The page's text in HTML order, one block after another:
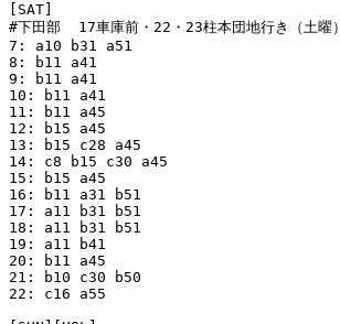
[SAT]
#下田部  17車庫前・22・23柱本団地行き（土曜）
7: a10 b31 a51
8: b11 a41
9: b11 a41
10: b11 a41
11: b11 a45
12: b15 a45
13: b15 c28 a45
14: c8 b15 c30 a45
15: b15 a45
16: b11 a31 b51
17: a11 b31 b51
18: a11 b31 b51
19: a11 b41
20: b11 a45
21: b10 c30 b50
22: c16 a55